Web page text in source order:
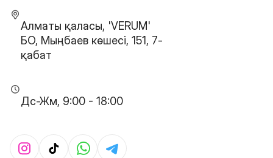
Алматы қаласы, 'VERUM'
БО, Мыңбаев көшесі, 151, 7-
қабат
Дс-Жм, 9:00 - 18:00